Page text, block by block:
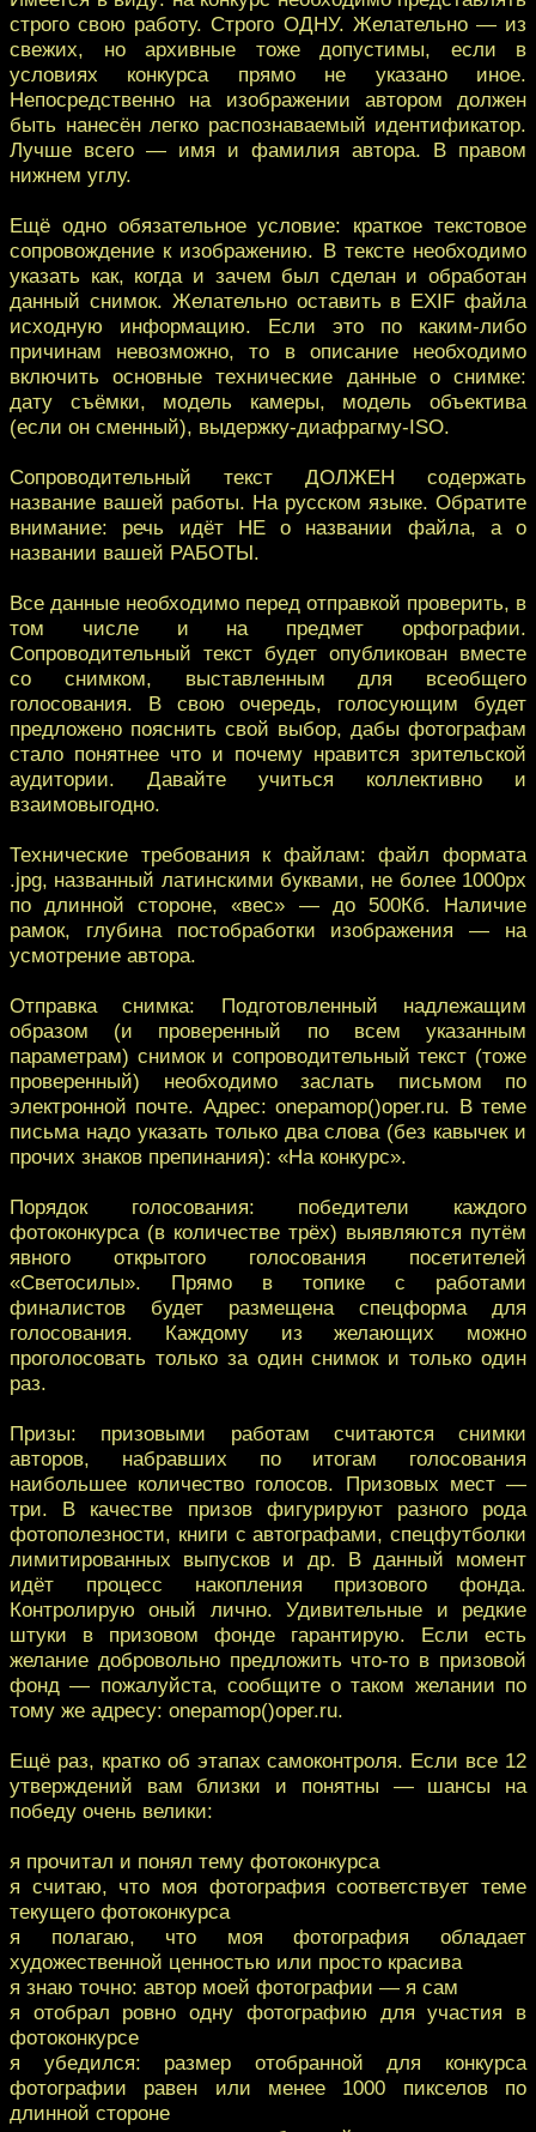
строго свою работу. Строго ОДНУ. Желательно — из
свежих, но архивные тоже допустимы, если в
условиях конкурса прямо не указано иное.
Непосредственно на изображении автором должен
быть нанесён легко распознаваемый идентификатор.
Лучше всего — имя и фамилия автора. В правом
нижнем углу.
Ещё одно обязательное условие: краткое текстовое
сопровождение к изображению. В тексте необходимо
указать как, когда и зачем был сделан и обработан
данный снимок. Желательно оставить в EXIF файла
исходную информацию. Если это по каким-либо
причинам невозможно, то в описание необходимо
включить основные технические данные о снимке:
дату съёмки, модель камеры, модель объектива
(если он сменный), выдержку-диафрагму-ISO.
Сопроводительный текст ДОЛЖЕН содержать
название вашей работы. На русском языке. Обратите
внимание: речь идёт НЕ о названии файла, а о
названии вашей РАБОТЫ.
Все данные необходимо перед отправкой проверить, в
том числе и на предмет орфографии.
Сопроводительный текст будет опубликован вместе
со снимком, выставленным для всеобщего
голосования. В свою очередь, голосующим будет
предложено пояснить свой выбор, дабы фотографам
стало понятнее что и почему нравится зрительской
аудитории. Давайте учиться коллективно и
взаимовыгодно.
Технические требования к файлам: файл формата
.jpg, названный латинскими буквами, не более 1000px
по длинной стороне, «вес» — до 500Кб. Наличие
рамок, глубина постобработки изображения — на
усмотрение автора.
Отправка снимка: Подготовленный надлежащим
образом (и проверенный по всем указанным
параметрам) снимок и сопроводительный текст (тоже
проверенный) необходимо заслать письмом по
электронной почте. Адрес: onepamop()oper.ru. В теме
письма надо указать только два слова (без кавычек и
прочих знаков препинания): «На конкурс».
Порядок голосования: победители каждого
фотоконкурса (в количестве трёх) выявляются путём
явного открытого голосования посетителей
«Светосилы». Прямо в топике с работами
финалистов будет размещена спецформа для
голосования. Каждому из желающих можно
проголосовать только за один снимок и только один
раз.
Призы: призовыми работам считаются снимки
авторов, набравших по итогам голосования
наибольшее количество голосов. Призовых мест —
три. В качестве призов фигурируют разного рода
фотополезности, книги с автографами, спецфутболки
лимитированных выпусков и др. В данный момент
идёт процесс накопления призового фонда.
Контролирую оный лично. Удивительные и редкие
штуки в призовом фонде гарантирую. Если есть
желание добровольно предложить что-то в призовой
фонд — пожалуйста, сообщите о таком желании по
тому же адресу: onepamop()oper.ru.
Ещё раз, кратко об этапах самоконтроля. Если все 12
утверждений вам близки и понятны — шансы на
победу очень велики:
я прочитал и понял тему фотоконкурса
я считаю, что моя фотография соответствует теме
текущего фотоконкурса
я полагаю, что моя фотография обладает
художественной ценностью или просто красива
я знаю точно: автор моей фотографии — я сам
я отобрал ровно одну фотографию для участия в
фотоконкурсе
я убедился: размер отобранной для конкурса
фотографии равен или менее 1000 пикселов по
длинной стороне